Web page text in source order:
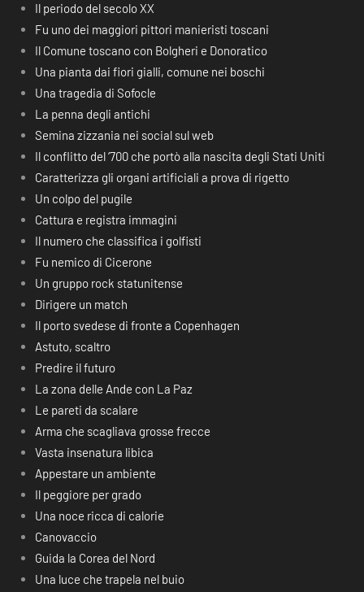
Il periodo del secolo XX
Fu uno dei maggiori pittori manieristi toscani
Il Comune toscano con Bolgheri e Donoratico
Una pianta dai fiori gialli, comune nei boschi
Una tragedia di Sofocle
La penna degli antichi
Semina zizzania nei social sul web
Il conflitto del ‘700 che portò alla nascita degli Stati Uniti
Caratterizza gli organi artificiali a prova di rigetto
Un colpo del pugile
Cattura e registra immagini
Il numero che classifica i golfisti
Fu nemico di Cicerone
Un gruppo rock statunitense
Dirigere un match
Il porto svedese di fronte a Copenhagen
Astuto, scaltro
Predire il futuro
La zona delle Ande con La Paz
Le pareti da scalare
Arma che scagliava grosse frecce
Vasta insenatura libica
Appestare un ambiente
Il peggiore per grado
Una noce ricca di calorie
Canovaccio
Guida la Corea del Nord
Una luce che trapela nel buio